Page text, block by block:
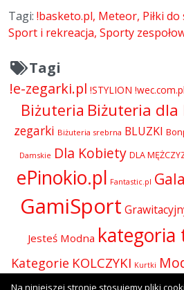
Tagi: !basketo.pl Meteor Piłki
Sport i rekreacja Sporty
Tagi
!e-zegarki.pl !STYLION !wec.com.pl
Biżuteria Biżuteria dla
zegarki Biżuteria srebrna BLUZKI
Damskie Dla Kobiety DLA
ePinokio.pl Fantastic.pl
GamiSport
Jesteś Modna kategoria
Kategorie KOLCZYKI Kurtki
Na niniejszej stronie stosujemy pliki